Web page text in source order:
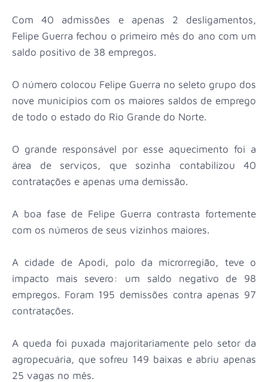
Com 40 admissões e apenas 2 desligamentos,
Felipe Guerra fechou o primeiro mês do ano com um
saldo positivo de 38 empregos.
O número colocou Felipe Guerra no seleto grupo dos
nove municípios com os maiores saldos de emprego
de todo o estado do Rio Grande do Norte.
O grande responsável por esse aquecimento foi a
área de serviços, que sozinha contabilizou 40
contratações e apenas uma demissão.
A boa fase de Felipe Guerra contrasta fortemente
com os números de seus vizinhos maiores.
A cidade de Apodi, polo da microrregião, teve o
impacto mais severo: um saldo negativo de 98
empregos. Foram 195 demissões contra apenas 97
contratações.
A queda foi puxada majoritariamente pelo setor da
agropecuária, que sofreu 149 baixas e abriu apenas
25 vagas no mês.